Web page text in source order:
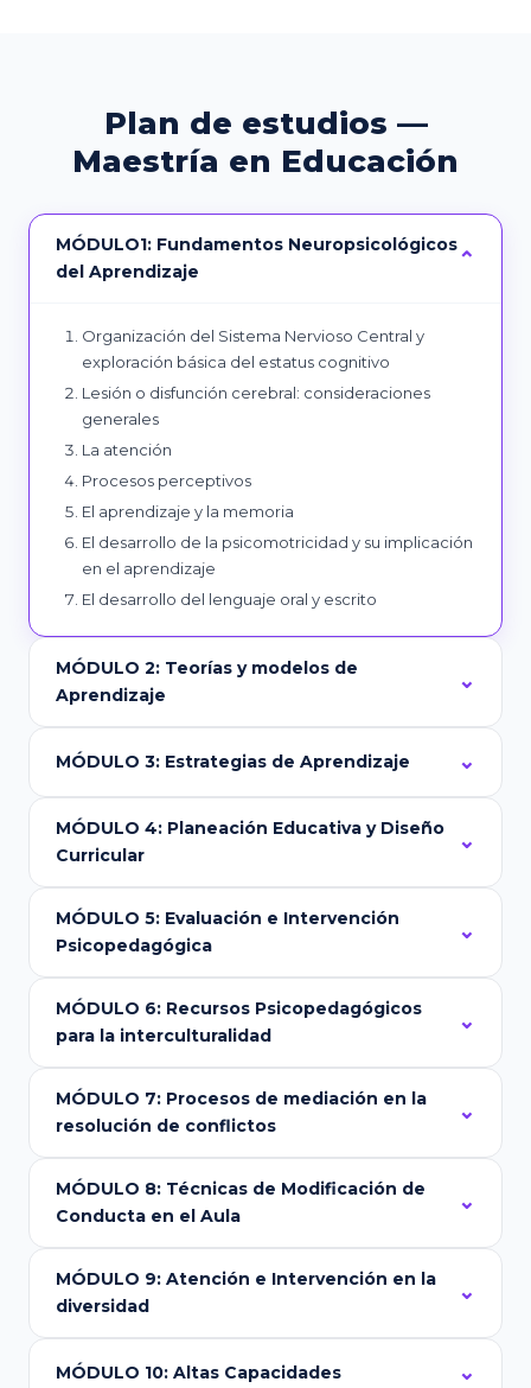
Plan de estudios —
Maestría en Educación
MÓDULO1: Fundamentos Neuropsicológicos
del Aprendizaje
Organización del Sistema Nervioso Central y
exploración básica del estatus cognitivo
Lesión o disfunción cerebral: consideraciones
generales
La atención
Procesos perceptivos
El aprendizaje y la memoria
El desarrollo de la psicomotricidad y su implicación
en el aprendizaje
El desarrollo del lenguaje oral y escrito
MÓDULO 2: Teorías y modelos de
Aprendizaje
MÓDULO 3: Estrategias de Aprendizaje
MÓDULO 4: Planeación Educativa y Diseño
Curricular
MÓDULO 5: Evaluación e Intervención
Psicopedagógica
MÓDULO 6: Recursos Psicopedagógicos
para la interculturalidad
MÓDULO 7: Procesos de mediación en la
resolución de conflictos
MÓDULO 8: Técnicas de Modificación de
Conducta en el Aula
MÓDULO 9: Atención e Intervención en la
diversidad
MÓDULO 10: Altas Capacidades